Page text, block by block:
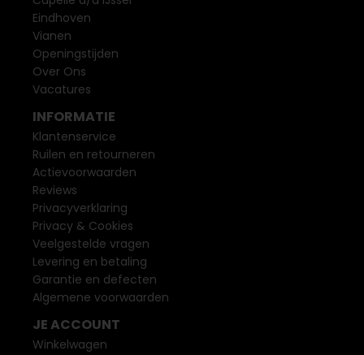
Eindhoven
Vianen
Openingstijden
Over Ons
Vacatures
INFORMATIE
Klantenservice
Ruilen en retourneren
Actievoorwaarden
Reviews
Privacyverklaring
Privacy & Cookies
Veelgestelde vragen
Levering en betaling
Garantie en defecten
Algemene voorwaarden
JE ACCOUNT
Winkelwagen